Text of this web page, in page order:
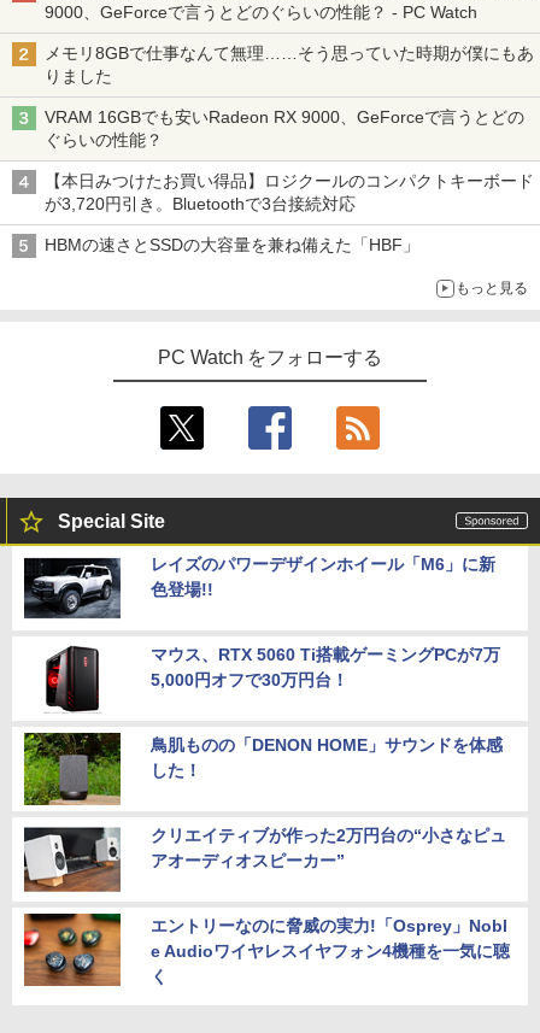
9000、GeForceで言うとどのぐらいの性能？ - PC Watch
メモリ8GBで仕事なんて無理……そう思っていた時期が僕にもあ
りました
VRAM 16GBでも安いRadeon RX 9000、GeForceで言うとどの
ぐらいの性能？
【本日みつけたお買い得品】ロジクールのコンパクトキーボード
が3,720円引き。Bluetoothで3台接続対応
HBMの速さとSSDの大容量を兼ね備えた「HBF」
もっと見る
PC Watch をフォローする
Special Site
レイズのパワーデザインホイール「M6」に新
色登場!!
マウス、RTX 5060 Ti搭載ゲーミングPCが7万
5,000円オフで30万円台！
鳥肌ものの「DENON HOME」サウンドを体感
した！
クリエイティブが作った2万円台の“小さなピュ
アオーディオスピーカー”
エントリーなのに脅威の実力!「Osprey」Nobl
e Audioワイヤレスイヤフォン4機種を一気に聴
く